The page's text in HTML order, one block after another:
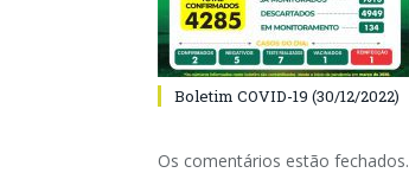
Boletim COVID-19 (30/12/2022)
Os comentários estão fechados.